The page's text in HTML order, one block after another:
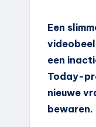
Een
een
Today-
nieuwe
bewaren.